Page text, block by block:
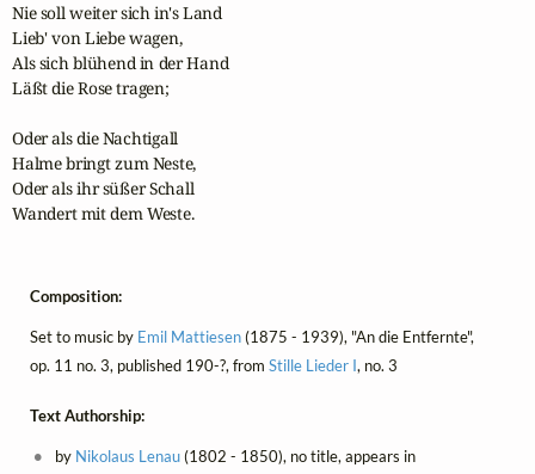
Nie soll weiter sich in's Land
Lieb' von Liebe wagen,
Als sich blühend in der Hand
Läßt die Rose tragen;
Oder als die Nachtigall
Halme bringt zum Neste,
Oder als ihr süßer Schall
Wandert mit dem Weste.
Composition:
Set to music by Emil Mattiesen(1875 - 1939), "An die Entfernte",
op. 11 no. 3, published 190-?, from Stille Lieder I, no. 3
Text Authorship:
by Nikolaus Lenau(1802 - 1850), no title, appears in